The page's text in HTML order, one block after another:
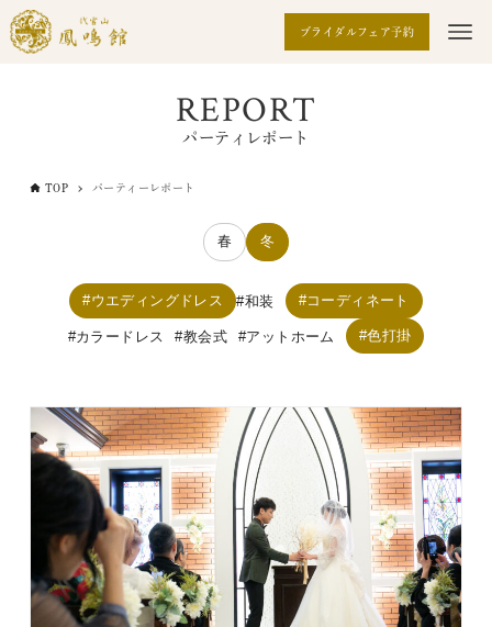
ブライダルフェア予約
REPORT
パーティレポート
TOP パーティーレポート
春 冬
ウエディングドレス 和装 コーディネート
カラードレス 教会式 アットホーム 色打掛